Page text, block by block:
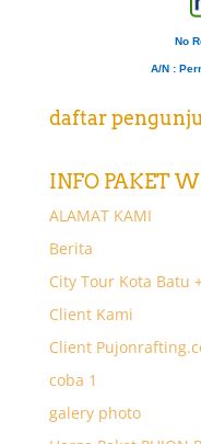
No
A/N :
daftar
INFO PAKET
ALAMAT KAMI
Berita
City Tour Kota Batu
Client Kami
Client
coba 1
galery photo